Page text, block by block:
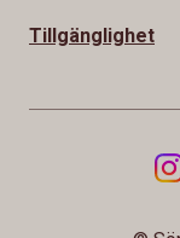
Tillgänglighet